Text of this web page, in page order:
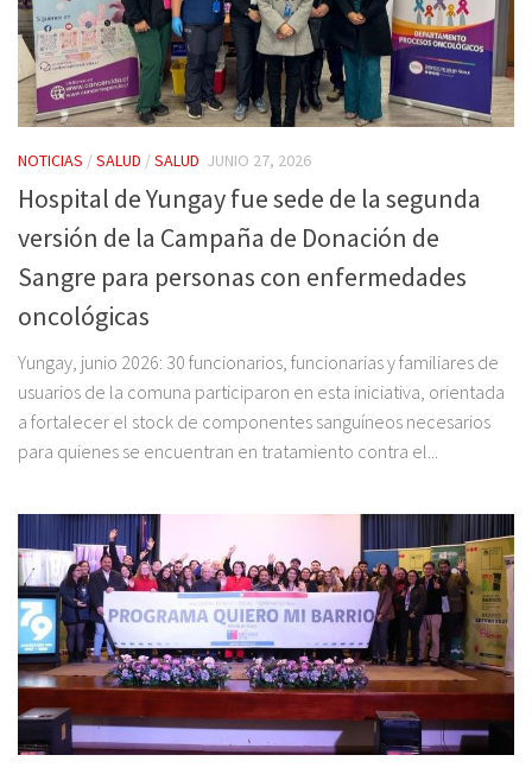
NOTICIAS /SALUD /SALUD JUNIO 27, 2026
Hospital de Yungay fue sede de la segunda
versión de la Campaña de Donación de
Sangre para personas con enfermedades
oncológicas
Yungay, junio 2026: 30 funcionarios, funcionarias y familiares de
usuarios de la comuna participaron en esta iniciativa, orientada
a fortalecer el stock de componentes sanguíneos necesarios
para quienes se encuentran en tratamiento contra el...